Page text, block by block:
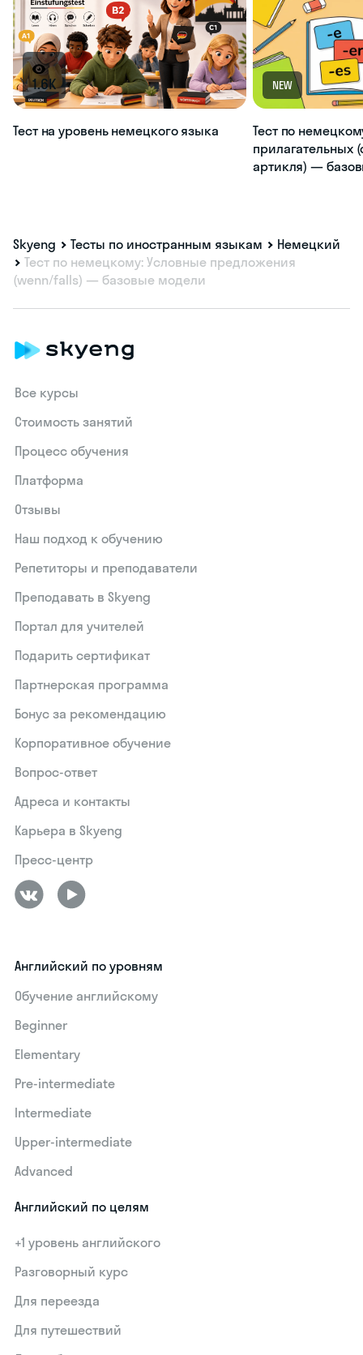
1.6K
Тест на уровень немецкого языка
NEW
Тест по
прилагательных
артикля) —
Skyeng Тесты по иностранным языкам
Немецкий
Тест по немецкому: Условные предложения
(wenn/falls) — базовые модели
Все курсы
Стоимость занятий
Процесс обучения
Платформа
Отзывы
Наш подход к обучению
Репетиторы и преподаватели
Преподавать в Skyeng
Портал для учителей
Подарить сертификат
Партнерская программа
Бонус за рекомендацию
Корпоративное обучение
Вопрос-ответ
Адреса и контакты
Карьера в Skyeng
Пресс-центр
Английский по уровням
Обучение английскому
Beginner
Elementary
Pre-intermediate
Intermediate
Upper-intermediate
Advanced
Английский по целям
+1 уровень английского
Разговорный курс
Для переезда
Для путешествий